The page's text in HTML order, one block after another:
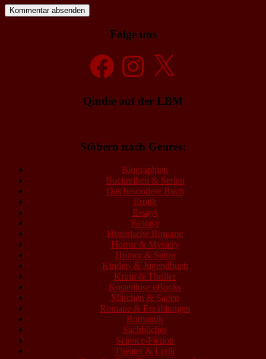
Folge uns
FacebookInstagramX
Qindie auf der LBM
Stöbern nach Genres:
Biographien
Buchreihen & Serien
Das besondere Buch
Erotik
Essays
Fantasy
Historische Romane
Horror & Mystery
Humor & Satire
Kinder- & Jugendbuch
Krimi & Thriller
Kostenlose eBooks
Märchen & Sagen
Romane & Erzählungen
Romantik
Sachbücher
Science-Fiction
Theater & Lyrik